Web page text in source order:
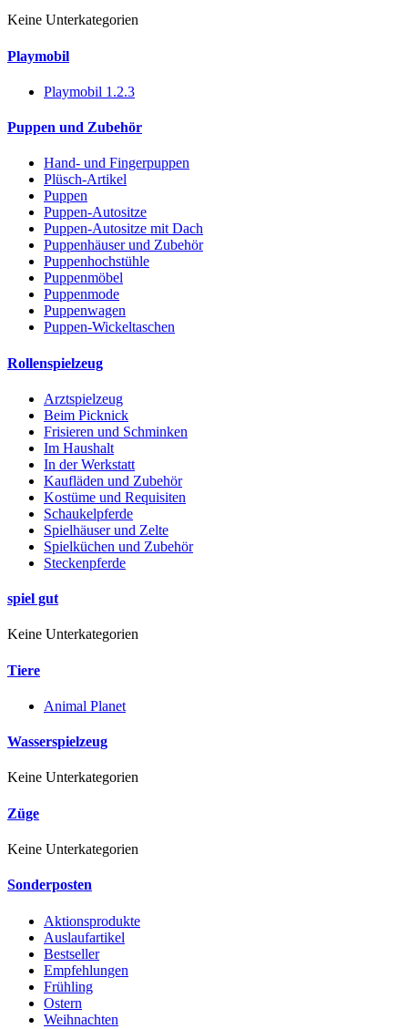
Keine Unterkategorien
Playmobil
Playmobil 1.2.3
Puppen und Zubehör
Hand- und Fingerpuppen
Plüsch-Artikel
Puppen
Puppen-Autositze
Puppen-Autositze mit Dach
Puppenhäuser und Zubehör
Puppenhochstühle
Puppenmöbel
Puppenmode
Puppenwagen
Puppen-Wickeltaschen
Rollenspielzeug
Arztspielzeug
Beim Picknick
Frisieren und Schminken
Im Haushalt
In der Werkstatt
Kaufläden und Zubehör
Kostüme und Requisiten
Schaukelpferde
Spielhäuser und Zelte
Spielküchen und Zubehör
Steckenpferde
spiel gut
Keine Unterkategorien
Tiere
Animal Planet
Wasserspielzeug
Keine Unterkategorien
Züge
Keine Unterkategorien
Sonderposten
Aktionsprodukte
Auslaufartikel
Bestseller
Empfehlungen
Frühling
Ostern
Weihnachten